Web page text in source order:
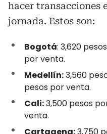
hacer transacciones
jornada. Estos son:
Bogotá: 3,620
por venta.
Medellín:3,560
pesos por venta.
Cali:3,500 pesos
venta.